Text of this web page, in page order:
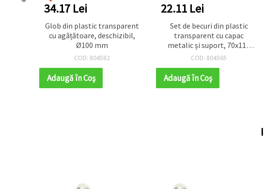
34.17 Lei
Glob din plastic transparent
cu agățătoare, deschizibil,
Ø100 mm
COD: 804582
Adaugă în Coş
22.11 Lei
Set de becuri din plastic
transparent cu capac
metalic și suport, 70x115
mm
COD: 804565
Adaugă în Coş